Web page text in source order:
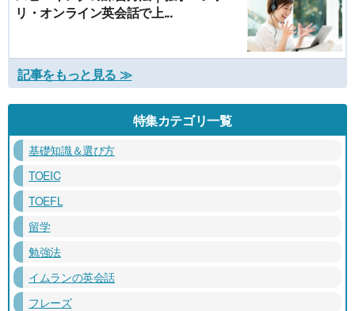
リ・オンライン英会話で上...
記事をもっと見る ≫
特集カテゴリ一覧
基礎知識＆選び方
TOEIC
TOEFL
留学
勉強法
イムランの英会話
フレーズ